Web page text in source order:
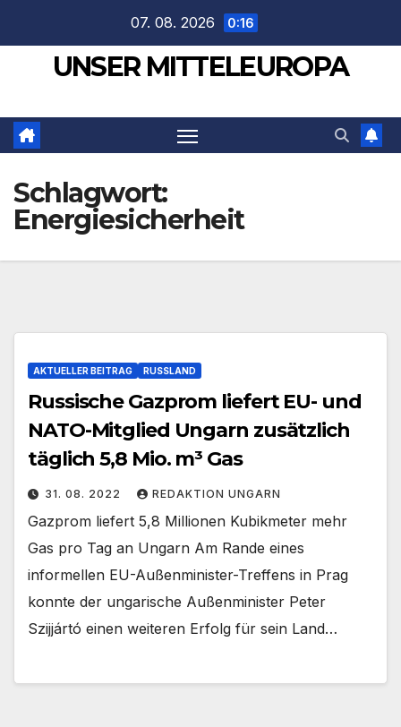
springen
07. 08. 2026 0:16
UNSER MITTELEUROPA
Schlagwort:
Energiesicherheit
AKTUELLER BEITRAG RUSSLAND
Russische Gazprom liefert EU- und
NATO-Mitglied Ungarn zusätzlich
täglich 5,8 Mio. m³ Gas
31. 08. 2022 REDAKTION UNGARN
Gazprom liefert 5,8 Millionen Kubikmeter mehr
Gas pro Tag an Ungarn Am Rande eines
informellen EU-Außenminister-Treffens in Prag
konnte der ungarische Außenminister Peter
Szijjártó einen weiteren Erfolg für sein Land…